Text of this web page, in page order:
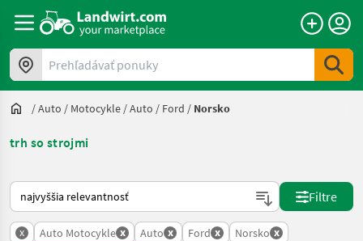
Prehľadávať ponuky
/Auto / Motocykle /Auto / Ford / Norsko
trh so strojmi
Takto sa vykonáva triedenie na Landwirt.com
Filtre
x Auto Motocykle x Auto x Ford x Norsko x